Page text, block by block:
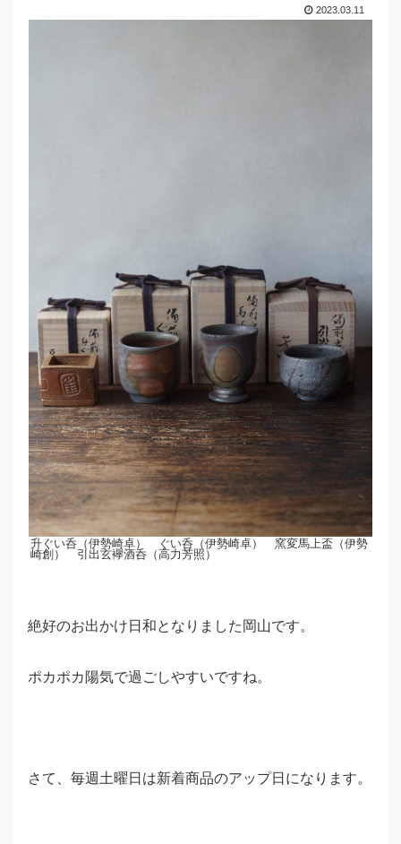
2023.03.11
升ぐい呑（伊勢崎卓） ぐい呑（伊勢崎卓） 窯変馬上盃（伊勢
崎創） 引出玄襷酒呑（高力芳照）
絶好のお出かけ日和となりました岡山です。
ポカポカ陽気で過ごしやすいですね。
さて、毎週土曜日は新着商品のアップ日になります。